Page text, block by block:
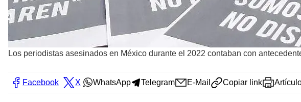
Los periodistas asesinados en México durante el 2022 contaban con
Facebook X WhatsApp Telegram E-Mail Copiar link